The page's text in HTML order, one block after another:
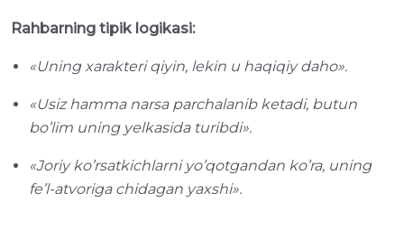
Rahbarning tipik logikasi:
«Uning xarakteri qiyin, lekin u haqiqiy daho».
«Usiz hamma narsa parchalanib ketadi, butun
bo’lim uning yelkasida turibdi».
«Joriy ko’rsatkichlarni yo’qotgandan ko’ra, uning
fe’l-atvoriga chidagan yaxshi».